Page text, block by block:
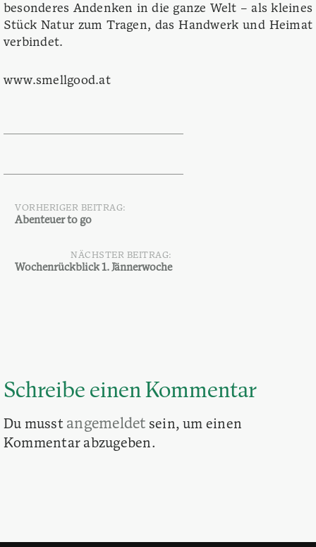
besonderes Andenken in die ganze Welt – als kleines
Stück Natur zum Tragen, das Handwerk und Heimat
verbindet.
www.smellgood.at
Beitragsnavigation
VORHERIGER BEITRAG:
Abenteuer to go
NÄCHSTER BEITRAG:
Wochenrückblick 1. Jännerwoche
Schreibe einen Kommentar
Du musst angemeldet sein, um einen
Kommentar abzugeben.